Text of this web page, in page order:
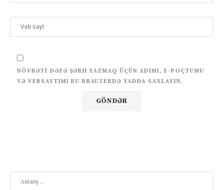
NÖVBƏTI DƏFƏ ŞƏRH YAZMAQ ÜÇÜN ADIMI, E-POÇTUMU
VƏ VEBSAYTIMI BU BRAUZERDƏ YADDA SAXLAYIN.